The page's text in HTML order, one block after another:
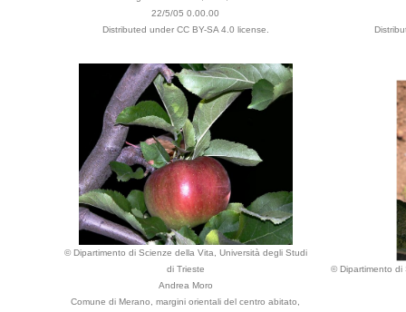
22/5/05 0.00.00
Distributed under CC BY-SA 4.0 license.
© Dipartimento di Scienze della Vita, Università degli Studi
di Trieste
Andrea Moro
Comune di Merano, margini orientali del centro abitato,
© Dipartimento di